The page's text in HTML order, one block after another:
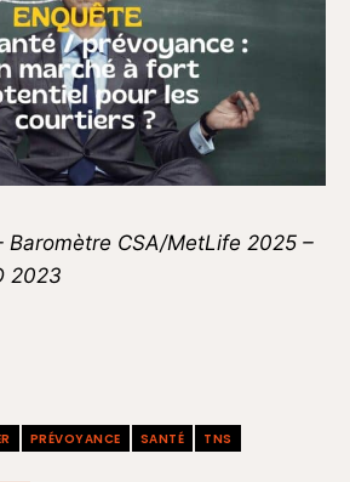
Baromètre CSA/MetLife 2025 –
2023
PRÉVOYANCE SANTÉ TNS